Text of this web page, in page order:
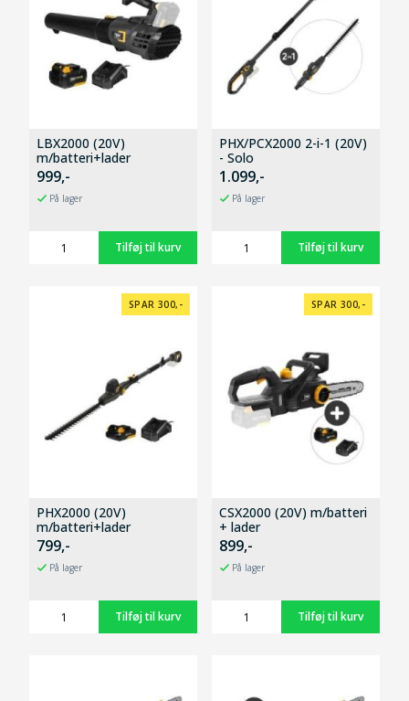
LBX2000 (20V)
m/batteri+lader
999,-
På lager
PHX/PCX2000 2-i-1 (20V)
- Solo
1.099,-
På lager
SPAR 300,-
PHX2000 (20V)
m/batteri+lader
799,-
På lager
SPAR 300,-
CSX2000 (20V) m/batteri
+ lader
899,-
På lager